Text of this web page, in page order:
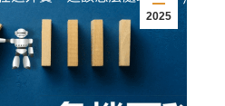
2025